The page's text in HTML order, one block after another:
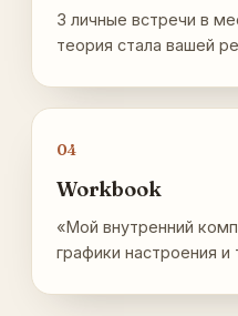
3 личные встречи в
теория стала вашей
04
Workbook
«Мой внутренний
графики настроения